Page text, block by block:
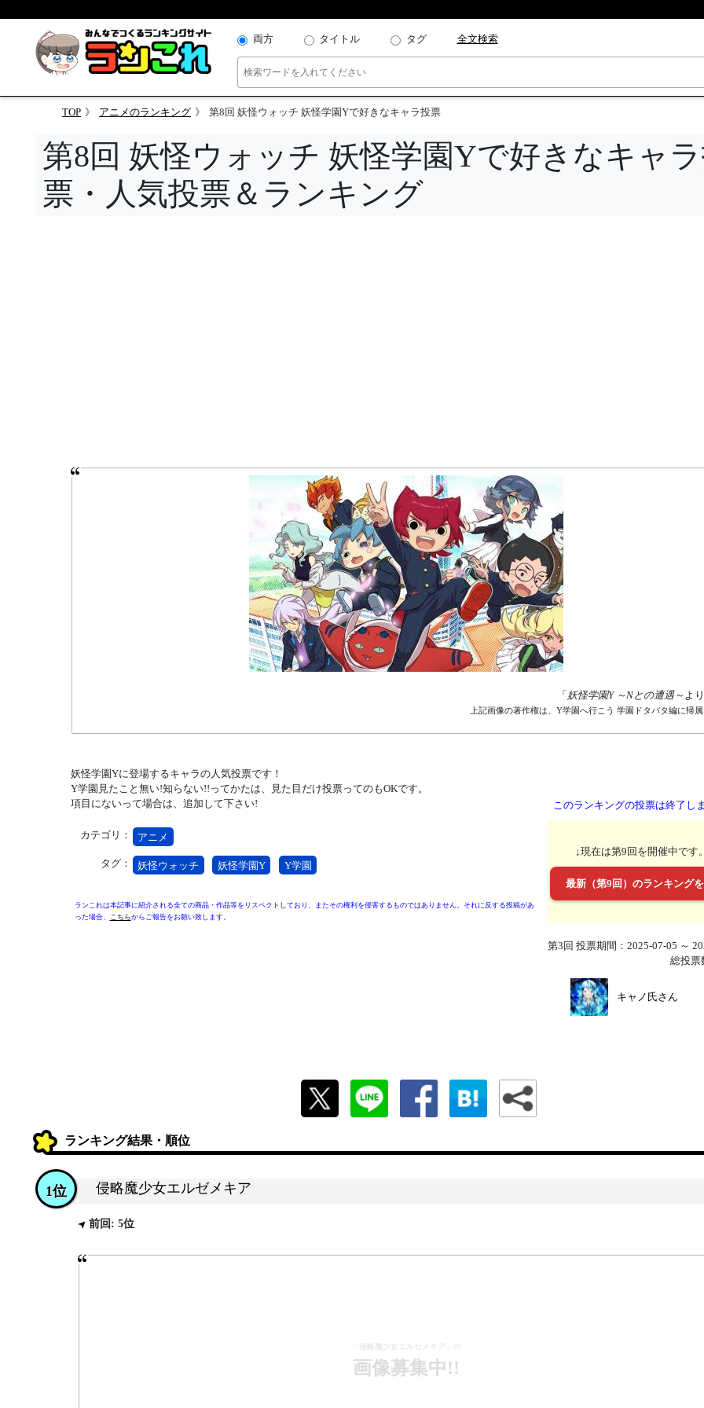
両方 タイトル タグ 全文検索
TOP アニメのランキング 第8回 妖怪ウォッチ 妖怪学園Yで好きなキャラ投票
第8回 妖怪ウォッチ 妖怪学園Yで好きなキャ
票・人気投票＆ランキング
「 妖怪学園Y ～Nとの遭遇～よ
上記画像の著作権は、Y学園へ行こう 学園ドタバタ編に帰
妖怪学園Yに登場するキャラの人気投票です！
Y学園見たこと無い!知らない!!ってかたは、見た目だけ投票ってのもOKです。
項目にないって場合は、追加して下さい!
カテゴリ： アニメ
タグ： 妖怪ウォッチ 妖怪学園Y Y学園
ランこれは本記事に紹介される全ての商品・作品等をリスペクトしており、またその権利を侵害するものではありません。それに反する投稿があ
った場合、
こちらからご報告をお願い致します。
このランキングの投票は終了し
↓現在は第9回を開催中です
最新（第9回）のランキング
第3回 投票期間：2025-07-05 ～
総投票
キャノ氏さん
ランキング結果・順位
侵略魔少女エルゼメキア
1位
前回: 5位
「侵略魔少女エルゼメキア」の
画像募集中!!